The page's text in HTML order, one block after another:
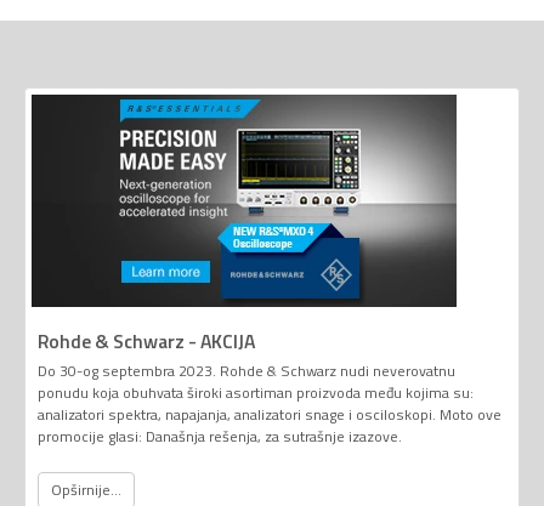
Rohde & Schwarz - AKCIJA
Do 30-og septembra 2023. Rohde & Schwarz nudi neverovatnu
ponudu koja obuhvata široki asortiman proizvoda među kojima su:
analizatori spektra, napajanja, analizatori snage i osciloskopi. Moto ove
promocije glasi: Današnja rešenja, za sutrašnje izazove.
Opširnije...